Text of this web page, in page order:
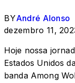
BYAndré Alonso
dezembro 11,
Hoje nossa
Estados Unidos
banda Among